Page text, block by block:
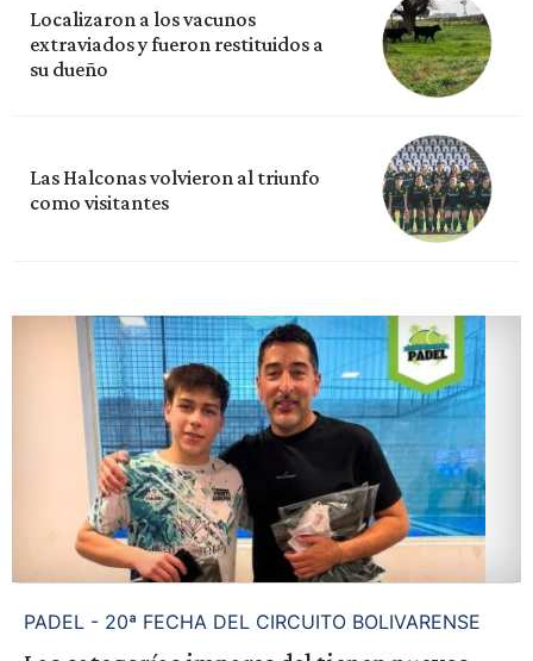
Localizaron a los vacunos
extraviados y fueron restituidos a
su dueño
Las Halconas volvieron al triunfo
como visitantes
PADEL - 20ª FECHA DEL CIRCUITO BOLIVARENSE